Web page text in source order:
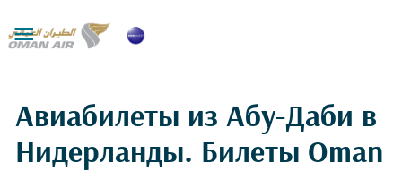

Авиабилеты из Абу-Даби в
Нидерланды. Билеты Oman